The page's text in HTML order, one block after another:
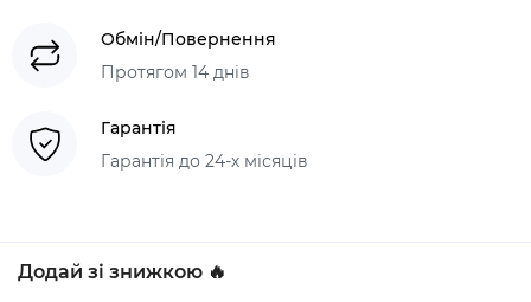
Обмін/Повернення
Протягом 14 днів
Гарантія
Гарантія до 24-х місяців
Додай зі знижкою 🔥